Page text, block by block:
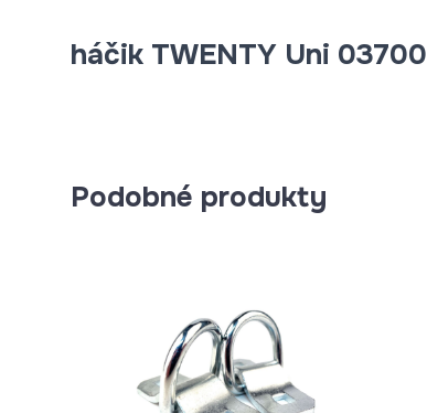
háčik TWENTY Uni 03700
Podobné produkty